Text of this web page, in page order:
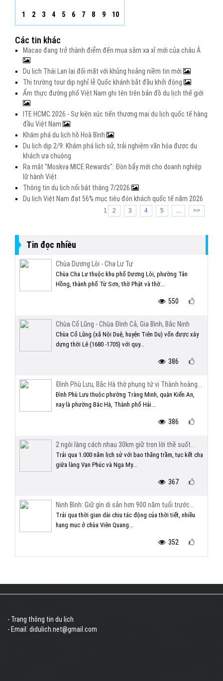
1 2 3 4 5 6 7 8 9 10
Các tin khác
Macao đang trở thành điểm đến mua sắm xa xỉ mới của châu Á
Du lịch Thái Lan lại đối mặt với khủng hoảng niềm tin mới
Thị trường tour dịp nghỉ lễ Quốc khánh bắt đầu khởi động
Ẩm thực đường phố Việt Nam ghi tên trên bản đồ du lịch thế giới
ITE HCMC 2026 - Sự kiện xúc tiến thương mại du lịch quốc tế hàng
đầu Việt Nam
Khám phá du lịch hồ Hoà Bình
Du lịch dịp 2/9: Khám phá lịch sử, trải nghiệm văn hóa được du
khách ưa chuộng
Ra mắt "Moskva MICE Rewards": Đòn bẩy mới cho doanh nghiệp
lữ hành Việt
Thông tin du lịch nổi bật tháng 7/2026
Du lịch Việt Nam đạt 56% mục tiêu đón khách quốc tế năm 2026
1 2 3 4 5 ... >>
Tin đọc nhiều
Chùa Dương Lôi - Cha Lư Tự
Chùa Cha Lư thuộc khu phố Dương Lôi, phường Tân
Hồng, thành phố Từ Sơn, thờ Phật và thờ...
550
Chùa Cổ Lũng - Chùa Đình Cả, Gia Bình, Bắc Ninh
Chùa Cổ Lũng (xã Nội Duệ, huyện Tiên Du) vốn được xây
dựng thời Lê (1680 -1705) với quy...
386
Đình Phù Lưu, Bắc Hà thờ phụng tứ vị Thành hoàng...
Đình Phù Lưu thuộc phường Tràng Minh, quận Kiến An,
nay là phường Bắc Hà, Thành phố Hải...
386
2 ngôi làng cách nhau 30km giữ trọn lời thề suốt...
Trải qua 1.000 năm lịch sử với bao thăng trầm, tục kết chạ
giữa làng Vạn Phúc và Nga My...
367
Ninh Bình: Giữ gìn di sản hơn 900 năm tuổi trước...
Trải qua thời gian dài chịu tác động của thời tiết, nhiều
hạng mục ở chùa Viên Quang...
352
- Trang thông tin du lịch
- Email: didulich.net@gmail.com